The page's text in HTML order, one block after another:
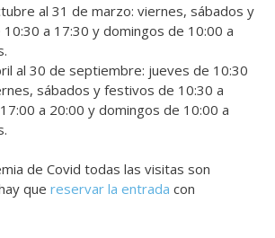
al 31 de marzo: viernes, sábados y
a 17:30 y domingos de 10:00 a
al 30 de septiembre: jueves de 10:30
sábados y festivos de 10:30 a
a 20:00 y domingos de 10:00 a
de Covid todas las visitas son
que reservar la entrada con